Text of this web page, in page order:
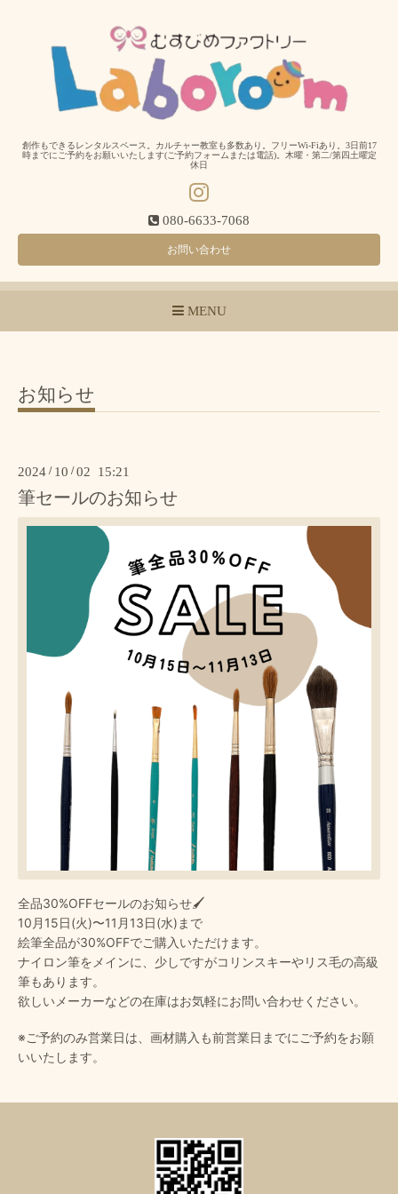
創作もできるレンタルスペース。カルチャー教室も多数あり。フリーWi-Fiあり。3日前17
時までにご予約をお願いいたします(ご予約フォームまたは電話)。木曜・第二/第四土曜定
休日
080-6633-7068
お問い合わせ
MENU
お知らせ
2024 / 10 /02 15:21
筆セールのお知らせ
全品30%OFFセールのお知らせ🖌️
10月15日(火)〜11月13日(水)まで
絵筆全品が30%OFFでご購入いただけます。
ナイロン筆をメインに、少しですがコリンスキーやリス毛の高級
筆もあります。
欲しいメーカーなどの在庫はお気軽にお問い合わせください。
※ご予約のみ営業日は、画材購入も前営業日までにご予約をお願
いいたします。